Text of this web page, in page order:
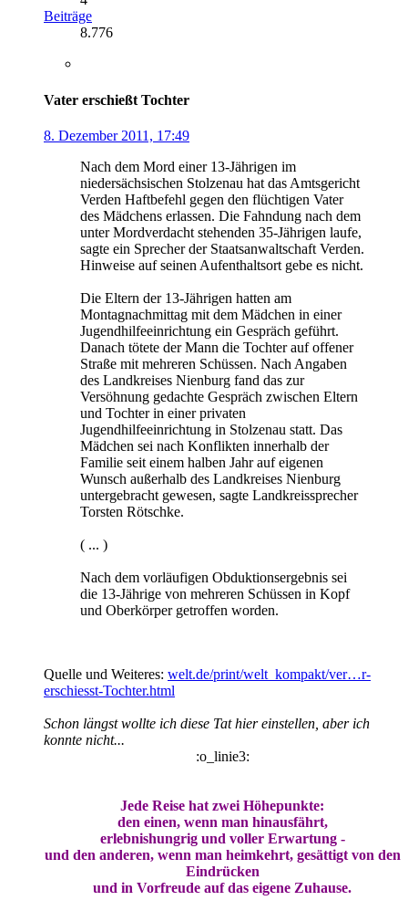
Beiträge
8.776
Vater erschießt Tochter
8. Dezember 2011, 17:49
Nach dem Mord einer 13-Jährigen im
niedersächsischen Stolzenau hat das Amtsgericht
Verden Haftbefehl gegen den flüchtigen Vater
des Mädchens erlassen. Die Fahndung nach dem
unter Mordverdacht stehenden 35-Jährigen laufe,
sagte ein Sprecher der Staatsanwaltschaft Verden.
Hinweise auf seinen Aufenthaltsort gebe es nicht.
Die Eltern der 13-Jährigen hatten am
Montagnachmittag mit dem Mädchen in einer
Jugendhilfeeinrichtung ein Gespräch geführt.
Danach tötete der Mann die Tochter auf offener
Straße mit mehreren Schüssen. Nach Angaben
des Landkreises Nienburg fand das zur
Versöhnung gedachte Gespräch zwischen Eltern
und Tochter in einer privaten
Jugendhilfeeinrichtung in Stolzenau statt. Das
Mädchen sei nach Konflikten innerhalb der
Familie seit einem halben Jahr auf eigenen
Wunsch außerhalb des Landkreises Nienburg
untergebracht gewesen, sagte Landkreissprecher
Torsten Rötschke.
( ... )
Nach dem vorläufigen Obduktionsergebnis sei
die 13-Jährige von mehreren Schüssen in Kopf
und Oberkörper getroffen worden.
Quelle und Weiteres: welt.de/print/welt_kompakt/ver…r-
erschiesst-Tochter.html
Schon längst wollte ich diese Tat hier einstellen, aber ich
konnte nicht...
:o_linie3:
Jede Reise hat zwei Höhepunkte:
den einen, wenn man hinausfährt,
erlebnishungrig und voller Erwartung -
und den anderen, wenn man heimkehrt, gesättigt von den
Eindrücken
und in Vorfreude auf das eigene Zuhause.